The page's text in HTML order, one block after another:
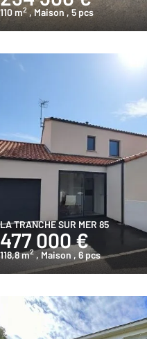
110 m2 , Maison , 5 pcs
LA TRANCHE SUR MER 85
477 000 €
118,8 m2 , Maison , 6 pcs